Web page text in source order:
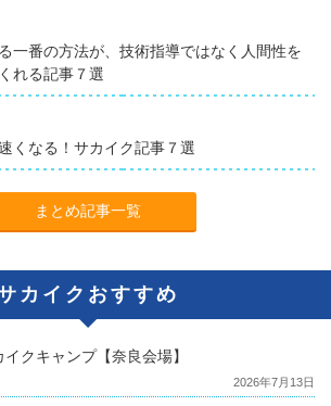
一番の方法が、技術指導ではなく人間性を
れる記事７選
くなる！サカイク記事７選
まとめ記事一覧
カイクおすすめ
クキャンプ【奈良会場】
2026年7月13日